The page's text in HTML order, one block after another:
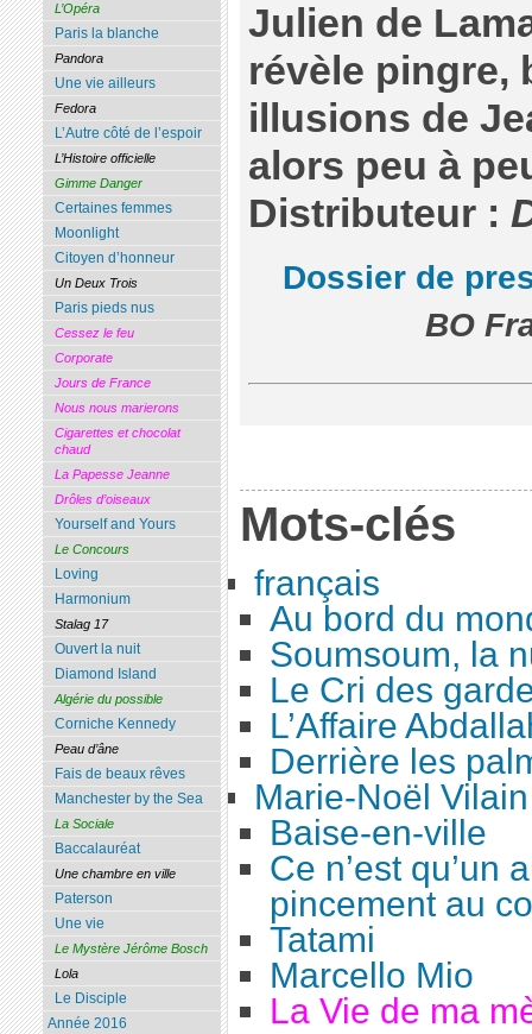
Julien de
révèle pingre,
illusions de
alors peu à
Distributeur :
Dossier de
BO
Mots-clés
français
Au bord du
Soumsoum, la
Le Cri des
L’Affaire
Derrière les
Marie-Noël Vilain
Baise-en-ville
Ce n’est qu’un
pincement au
Tatami
Marcello Mio
La Vie de ma
L’Opéra
Paris la blanche
Pandora
Une vie ailleurs
Fedora
L’Autre côté de l’espoir
L’Histoire officielle
Gimme Danger
Certaines femmes
Moonlight
Citoyen d’honneur
Un Deux Trois
Paris pieds nus
Cessez le feu
Corporate
Jours de France
Nous nous marierons
Cigarettes et chocolat
chaud
La Papesse Jeanne
Drôles d’oiseaux
Yourself and Yours
Le Concours
Loving
Harmonium
Stalag 17
Ouvert la nuit
Diamond Island
Algérie du possible
Corniche Kennedy
Peau d’âne
Fais de beaux rêves
Manchester by the Sea
La Sociale
Baccalauréat
Une chambre en ville
Paterson
Une vie
Le Mystère Jérôme Bosch
Lola
Le Disciple
Année 2016